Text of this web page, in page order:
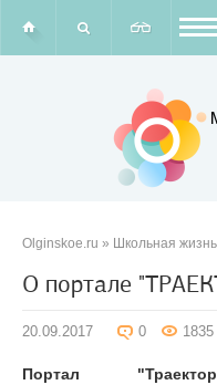
Olginskoe.ru » Школьная жизнь
О портале
20.09.2017 0 1835
Портал